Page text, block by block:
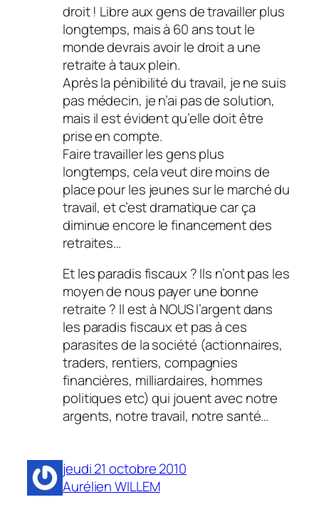
droit ! Libre aux gens de travailler plus
longtemps, mais à 60 ans tout le
monde devrais avoir le droit a une
retraite à taux plein.
Après la pénibilité du travail, je ne suis
pas médecin, je n’ai pas de solution,
mais il est évident qu’elle doit être
prise en compte.
Faire travailler les gens plus
longtemps, cela veut dire moins de
place pour les jeunes sur le marché du
travail, et c’est dramatique car ça
diminue encore le financement des
retraites…
Et les paradis fiscaux ? Ils n’ont pas les
moyen de nous payer une bonne
retraite ? Il est à NOUS l’argent dans
les paradis fiscaux et pas à ces
parasites de la société (actionnaires,
traders, rentiers, compagnies
financières, milliardaires, hommes
politiques etc) qui jouent avec notre
argents, notre travail, notre santé…
jeudi 21 octobre 2010
Aurélien WILLEM